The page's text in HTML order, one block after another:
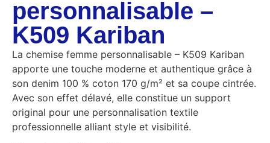
personnalisable –
K509 Kariban
La chemise femme personnalisable – K509 Kariban
apporte une touche moderne et authentique grâce à
son denim 100 % coton 170 g/m² et sa coupe cintrée.
Avec son effet délavé, elle constitue un support
original pour une personnalisation textile
professionnelle alliant style et visibilité.